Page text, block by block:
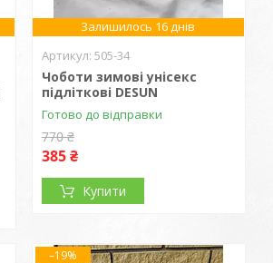
Залишилось 16 днів
505-34
Чоботи зимові унісекс
підліткові DESUN
Готово до відправки
770 ₴
385 ₴
Купити
–19%